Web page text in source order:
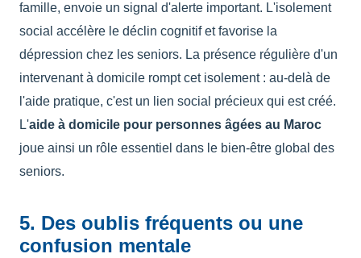
famille, envoie un signal d'alerte important. L'isolement
social accélère le déclin cognitif et favorise la
dépression chez les seniors. La présence régulière d'un
intervenant à domicile rompt cet isolement : au-delà de
l'aide pratique, c'est un lien social précieux qui est créé.
L'aide à domicile pour personnes âgées au Maroc
joue ainsi un rôle essentiel dans le bien-être global des
seniors.
5. Des oublis fréquents ou une
confusion mentale